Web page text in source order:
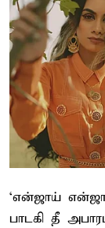
‘என்ஜாய்
பாடகி தீ